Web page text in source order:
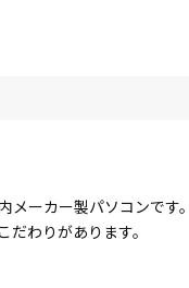
ーカー製パソコンで
わりがあります。